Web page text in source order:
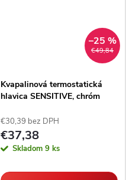
€49,84
–25 %
Kvapalinová termostatická
hlavica SENSITIVE, chróm
€30,39 bez DPH
€37,38
Skladom 9 ks